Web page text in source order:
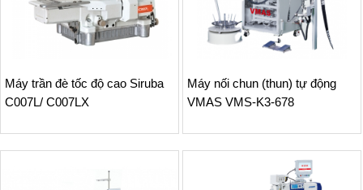
Máy trần đè tốc độ cao Siruba
C007L/ C007LX
Máy nối chun (thun) tự động
VMAS VMS-K3-678